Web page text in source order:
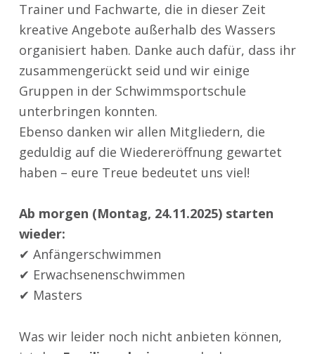
Trainer und Fachwarte, die in dieser Zeit
kreative Angebote außerhalb des Wassers
organisiert haben. Danke auch dafür, dass ihr
zusammengerückt seid und wir einige
Gruppen in der Schwimmsportschule
unterbringen konnten.
Ebenso danken wir allen Mitgliedern, die
geduldig auf die Wiedereröffnung gewartet
haben – eure Treue bedeutet uns viel!
Ab morgen (Montag, 24.11.2025) starten
wieder:
✔ Anfängerschwimmen
✔ Erwachsenenschwimmen
✔ Masters
Was wir leider noch nicht anbieten können,